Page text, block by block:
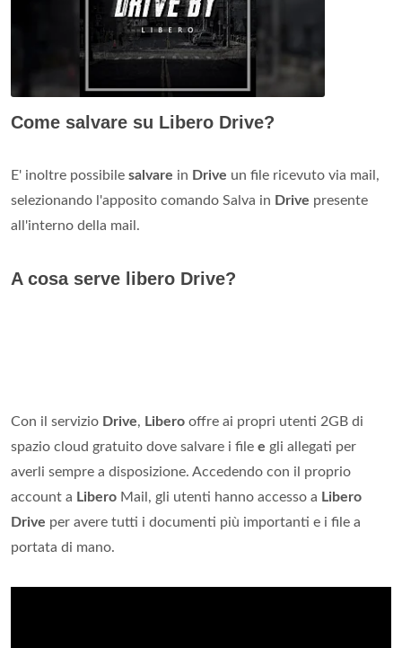
Come salvare su Libero Drive?
E' inoltre possibile salvare in Drive un file ricevuto via mail,
selezionando l'apposito comando Salva in Drive presente
all'interno della mail.
A cosa serve libero Drive?
Con il servizio Drive, Libero offre ai propri utenti 2GB di
spazio cloud gratuito dove salvare i file e gli allegati per
averli sempre a disposizione. Accedendo con il proprio
account a Libero Mail, gli utenti hanno accesso a Libero
Drive per avere tutti i documenti più importanti e i file a
portata di mano.